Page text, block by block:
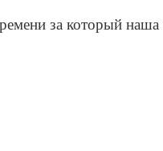
за который наша